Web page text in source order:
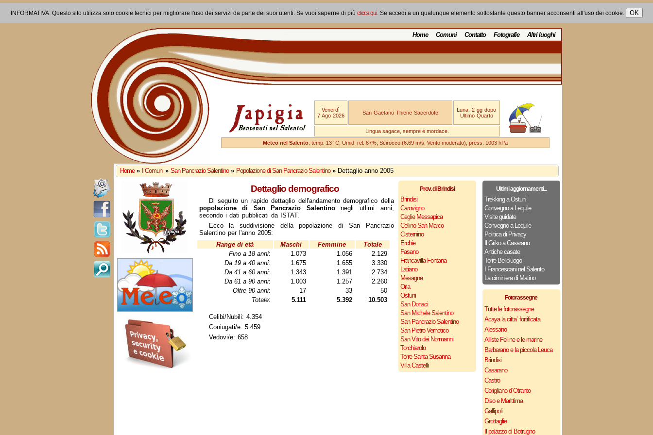
INFORMATIVA: Questo sito utilizza solo cookie tecnici per migliorare l'uso dei servizi da parte dei suoi utenti. Se vuoi saperne di più clicca qui. Se accedi a un qualunque elemento sottostante questo banner acconsenti all'uso dei cookie.
Home Comuni Contatto Fotografie Altri luoghi
Venerdì
7 Ago 2026
San Gaetano Thiene Sacerdote
Luna: 2 gg dopo
Ultimo Quarto
Lingua sagace, sempre è mordace.
Meteo nel Salento: temp. 13 °C, Umid. rel. 67%, Scirocco (6.69 m/s, Vento moderato), press. 1003 hPa
Home » I Comuni » San Pancrazio Salentino » Popolazione di San Pancrazio Salentino » Dettaglio anno 2005
Prov. di Brindisi
Brindisi
Carovigno
Ceglie Messapica
Cellino San Marco
Cisternino
Erchie
Fasano
Francavilla Fontana
Latiano
Mesagne
Oria
Ostuni
San Donaci
San Michele Salentino
San Pancrazio Salentino
San Pietro Vernotico
San Vito dei Normanni
Torchiarolo
Torre Santa Susanna
Villa Castelli
Dettaglio demografico
Di seguito un rapido dettaglio dell'andamento demografico della
popolazione di San Pancrazio Salentinonegli utlimi anni,
secondo i dati pubblicati da ISTAT.
Ecco la suddivisione della popolazione di San Pancrazio
Salentino per l'anno 2005:
Range di età
Maschi Femmine
Totale
Fino a 18 anni: 1.073 1.056
2.129
Da 19 a 40 anni: 1.675 1.655
3.330
Da 41 a 60 anni: 1.343 1.391
2.734
Da 61 a 90 anni: 1.003 1.257
2.260
Oltre 90 anni: 17 33
50
Totale: 5.111 5.392 10.503
Celibi/Nubili: 4.354
Coniugati/e: 5.459
Vedovi/e: 658
Ultimi aggiornamenti...
Trekking a Ostuni
Convegno a Lequile
Visite guidate
Convegno a Lequile
Politica di Privacy
Il Griko a Casarano
Antiche casate
Torre Belloluogo
I Francescani nel Salento
La ciminiera di Matino
Fotorassegne
Tutte le fotorassegne
Acaya la citta` fortificata
Alessano
Alliste Felline e le marine
Barbarano e la piccola Leuca
Brindisi
Casarano
Castro
Corigliano d`Otranto
Diso e Marittima
Gallipoli
Grottaglie
Il palazzo di Botrugno